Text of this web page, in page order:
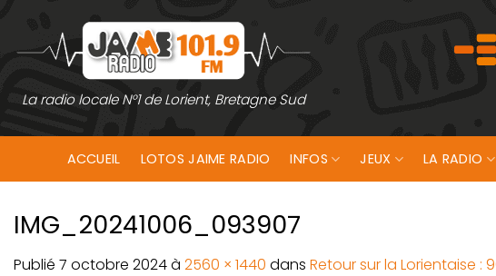
contenu
La radio locale N°1 de Lorient, Bretagne Sud
ACCUEIL LOTOS JAIME RADIO INFOS JEUX LA RADIO
IMG_20241006_093907
Publié 7 octobre 2024à 2560 × 1440 dans Retour sur la Lorientaise :